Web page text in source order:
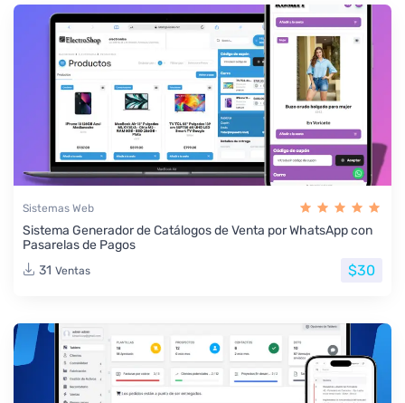
Sistemas Web
Sistema Generador de Catálogos de Venta por WhatsApp con
Pasarelas de Pagos
31 Ventas $30